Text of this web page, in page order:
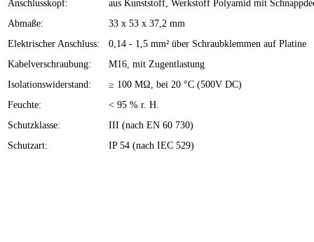
Anschlusskopf:
aus Kunststoff, Werkstoff Polyamid mit
Abmaße:
33 x 53 x 37,2 mm
Elektrischer Anschluss:
0,14 - 1,5 mm² über Schraubklemmen auf Platine
Kabelverschraubung:
M16, mit Zugentlastung
Isolationswiderstand:
≥ 100 MΩ, bei 20 °C (500V DC)
Feuchte:
< 95 % r. H.
Schutzklasse:
III (nach EN 60 730)
Schutzart:
IP 54 (nach IEC 529)